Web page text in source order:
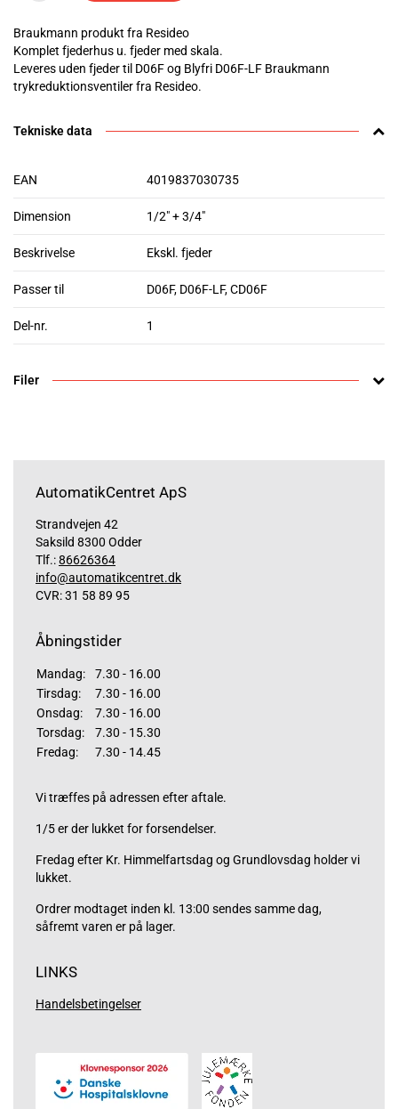
Braukmann produkt fra Resideo
Komplet fjederhus u. fjeder med skala.
Leveres uden fjeder til D06F og Blyfri D06F-LF Braukmann
trykreduktionsventiler fra Resideo.
Tekniske data
EAN 4019837030735
Dimension 1/2" + 3/4"
Beskrivelse Ekskl. fjeder
Passer til D06F, D06F-LF, CD06F
Del-nr. 1
Filer
AutomatikCentret ApS
Strandvejen 42
Saksild 8300 Odder
Tlf.:86626364
info@automatikcentret.dk
CVR: 31 58 89 95
Åbningstider
Mandag:
7.30 - 16.00
Tirsdag:
7.30 - 16.00
Onsdag:
7.30 - 16.00
Torsdag:
7.30 - 15.30
Fredag:
7.30 - 14.45
Vi træffes på adressen efter aftale.
1/5 er der lukket for forsendelser.
Fredag efter Kr. Himmelfartsdag og Grundlovsdag holder vi
lukket.
Ordrer modtaget inden kl. 13:00 sendes samme dag,
såfremt varen er på lager.
LINKS
Handelsbetingelser